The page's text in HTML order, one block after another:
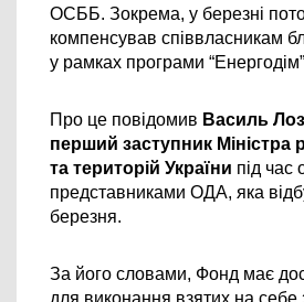
ОСББ. Зокрема, у березні
компенсував співвласникам
у рамках програми
Про це повідомив Василь
перший заступник Міністра
та територій України під час
представниками ОДА, яка
березня.
За його словами, Фонд має
для виконання взятих на себе